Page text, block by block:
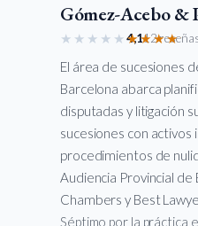
Gómez-Acebo &
★★★★★★★★★★
4,112
El área de sucesiones
Barcelona abarca
disputadas y litigación
sucesiones con activos
procedimientos de
Audiencia Provincial
Chambers y Best
Séptimo por la práctica